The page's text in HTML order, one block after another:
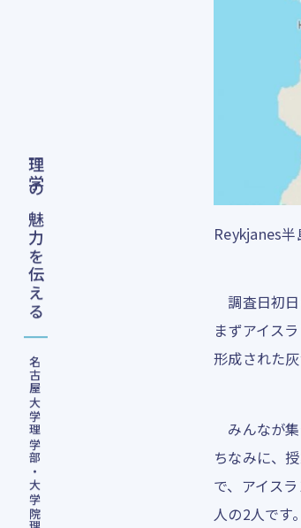
理学の魅力を伝える
名古屋大学理学部・大学院理学研究科
Reykjanes
調査日初日
まずアイス
形成された
みんなが集
ちなみに、
で、アイス
人の2人です。